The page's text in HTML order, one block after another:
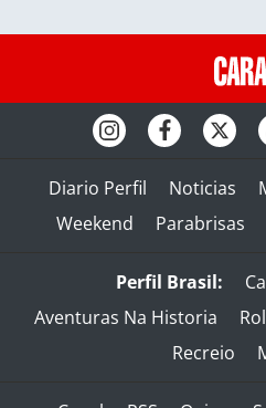
Diario Perfil Noticias
Weekend
Parabrisas
Perfil Brasil:
Aventuras Na Historia
Recreio